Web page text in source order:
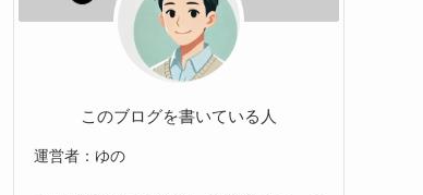
このブログを書いている人
運営者：ゆの